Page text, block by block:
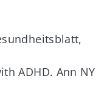
ADHD. Ann NY